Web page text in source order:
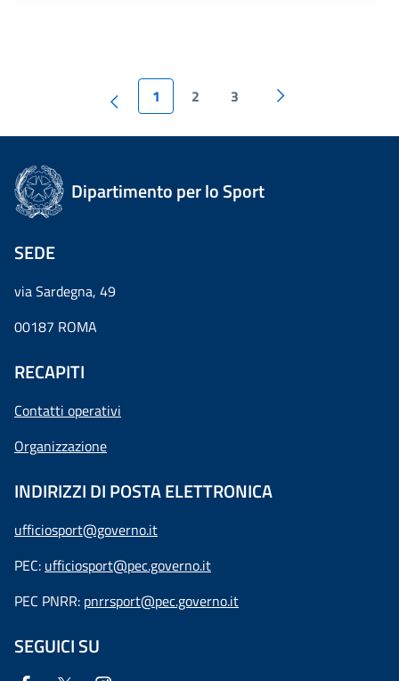
1 2 3
Dipartimento per lo Sport
SEDE
via Sardegna, 49
00187 ROMA
RECAPITI
Contatti operativi
Organizzazione
INDIRIZZI DI POSTA ELETTRONICA
ufficiosport@governo.it
PEC: ufficiosport@pec.governo.it
PEC PNRR: pnrrsport@pec.governo.it
SEGUICI SU